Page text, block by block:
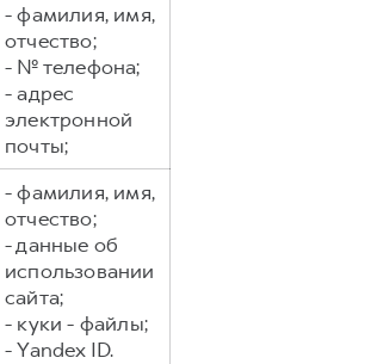
- фамилия, имя,
отчество;
- № телефона;
- адрес
электронной
почты;
- фамилия, имя,
отчество;
- данные об
использовании
сайта;
- куки - файлы;
- Yandex ID.